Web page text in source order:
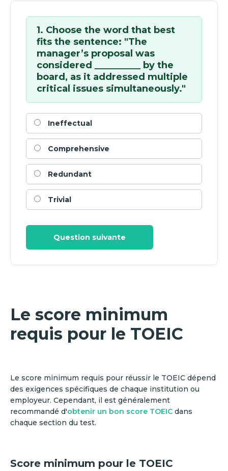
1. Choose the word that best
fits the sentence: "The
manager’s proposal was
considered __________ by the
board, as it addressed multiple
critical issues simultaneously."
Ineffectual
Comprehensive
Redundant
Trivial
Question suivante
Le score minimum
requis pour le TOEIC
Le score minimum requis pour réussir le TOEIC dépend
des exigences spécifiques de chaque institution ou
employeur. Cependant, il est généralement
recommandé d'obtenir un bon score TOEIC dans
chaque section du test.
Score minimum pour le TOEIC